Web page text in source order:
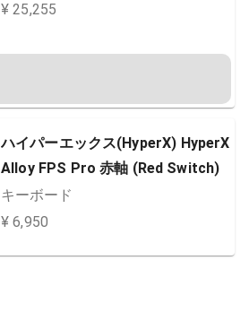
¥ 25,255
ハイパーエックス(HyperX) HyperX
Alloy FPS Pro 赤軸 (Red Switch)
キーボード
¥ 6,950